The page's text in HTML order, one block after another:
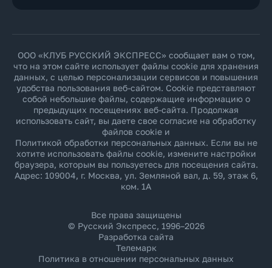
ООО «КЛУБ РУССКИЙ ЭКСПРЕСС» сообщает вам о том,
что на этом сайте использует файлы cookie для хранения
данных, с целью персонализации сервисов и повышения
удобства пользования веб-сайтом. Cookie представляют
собой небольшие файлы, содержащие информацию о
предыдущих посещениях веб-сайта. Продолжая
использовать сайт, вы даете свое согласие на обработку
файлов cookie и
Политикой обработки персональных данных. Если вы не
хотите использовать файлы cookie, измените настройки
браузера, которым вы пользуетесь для посещения сайта.
Адрес: 109004, г. Москва, ул. Земляной вал, д. 59, этаж 6,
ком. 1А
Все права защищены
© Русский Экспресс, 1996–2026
Разработка сайта
Телемарк
Политика в отношении персональных данных